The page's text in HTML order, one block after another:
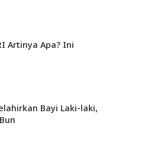
Artinya Apa? Ini
Bayi Laki-laki,